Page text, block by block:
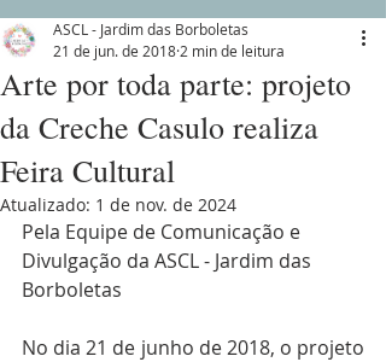
Arte por toda parte: projeto
da Creche Casulo realiza
Feira Cultural
ASCL - Jardim das Borboletas
21 de jun. de 2018 2 min de leitura
Atualizado: 1 de nov. de 2024
Pela Equipe de Comunicação e
Divulgação da ASCL - Jardim das
Borboletas